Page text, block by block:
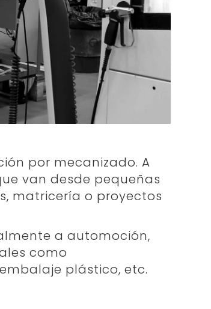
por mecanizado. A
van desde pequeñas
matricería o proyectos
a automoción,
como
plástico, etc.